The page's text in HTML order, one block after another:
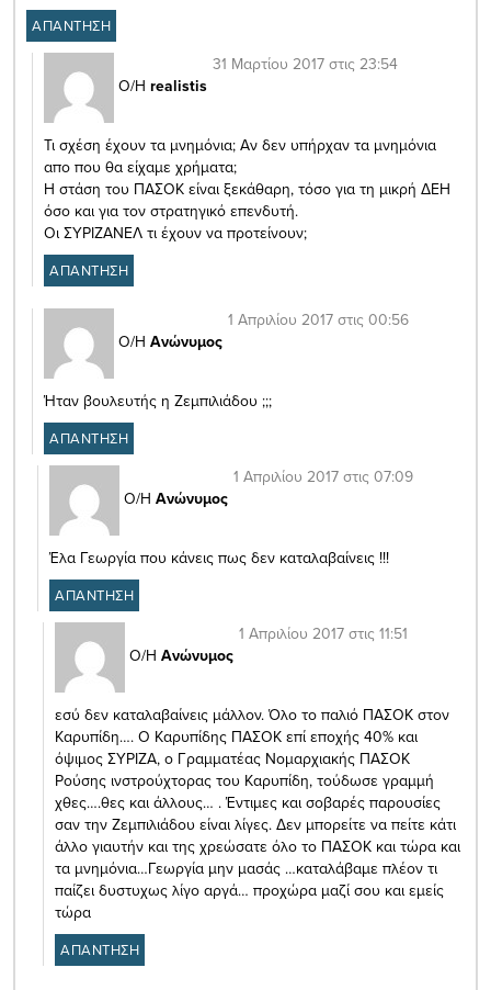
ΑΠΑΝΤΗΣΗ
Ο/Η realistis
31 Μαρτίου 2017 στις 23:54
Τι σχέση έχουν τα μνημόνια; Αν δεν υπήρχαν τα μνημόνια
απο που θα είχαμε χρήματα;
Η στάση του ΠΑΣΟΚ είναι ξεκάθαρη, τόσο για τη μικρή ΔΕΗ
όσο και για τον στρατηγικό επενδυτή.
Οι ΣΥΡΙΖΑΝΕΛ τι έχουν να προτείνουν;
ΑΠΑΝΤΗΣΗ
Ο/Η Ανώνυμος
1 Απριλίου 2017 στις 00:56
Ήταν βουλευτής η Ζεμπιλιάδου ;;;
ΑΠΑΝΤΗΣΗ
Ο/Η Ανώνυμος
1 Απριλίου 2017 στις 07:09
Έλα Γεωργία που κάνεις πως δεν καταλαβαίνεις !!!
ΑΠΑΝΤΗΣΗ
Ο/Η Ανώνυμος
1 Απριλίου 2017 στις 11:51
εσύ δεν καταλαβαίνεις μάλλον. Όλο το παλιό ΠΑΣΟΚ στον
Καρυπίδη…. Ο Καρυπίδης ΠΑΣΟΚ επί εποχής 40% και
όψιμος ΣΥΡΙΖΑ, ο Γραμματέας Νομαρχιακής ΠΑΣΟΚ
Ρούσης ινστρούχτορας του Καρυπίδη, τούδωσε γραμμή
χθες….θες και άλλους… . Έντιμες και σοβαρές παρουσίες
σαν την Ζεμπιλιάδου είναι λίγες. Δεν μπορείτε να πείτε κάτι
άλλο γιαυτήν και της χρεώσατε όλο το ΠΑΣΟΚ και τώρα και
τα μνημόνια…Γεωργία μην μασάς …καταλάβαμε πλέον τι
παίζει δυστυχως λίγο αργά… προχώρα μαζί σου και εμείς
τώρα
ΑΠΑΝΤΗΣΗ